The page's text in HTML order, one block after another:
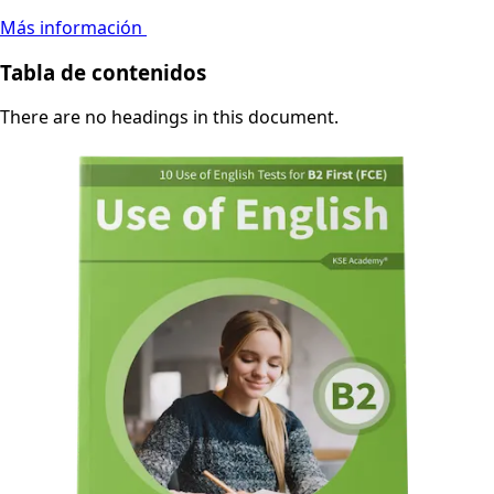
Más información
Tabla de contenidos
There are no headings in this document.